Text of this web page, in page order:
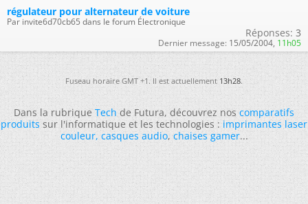
régulateur pour alternateur de voiture
Par invite6d70cb65 dans le forum Électronique
Réponses: 3
Dernier message: 15/05/2004, 11h05
Fuseau horaire GMT +1. Il est actuellement13h28.
Dans la rubriqueTechde Futura, découvrez noscomparatifs
produitssur l'informatique et les technologies :imprimantes laser
couleur,casques audio,chaises gamer...